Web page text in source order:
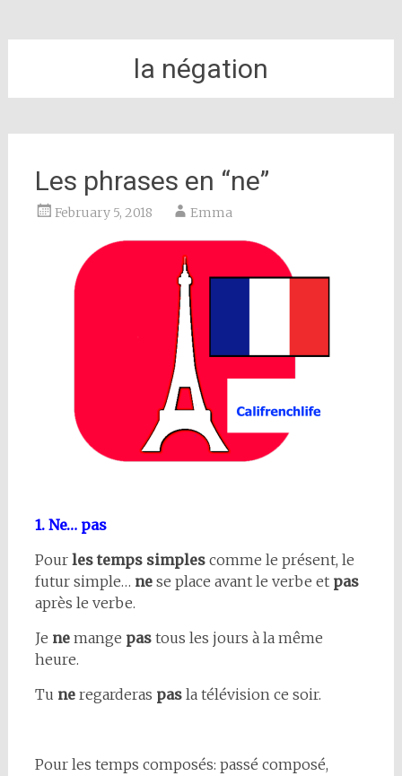
la négation
Les phrases en “ne”
February 5, 2018 Emma
1. Ne… pas
Pour les temps simplescomme le présent, le
futur simple… nese place avant le verbe etpas
après le verbe.
Je nemange pastous les jours à la même
heure.
Tu neregarderas pasla télévision ce soir.
Pour les temps composés: passé composé,